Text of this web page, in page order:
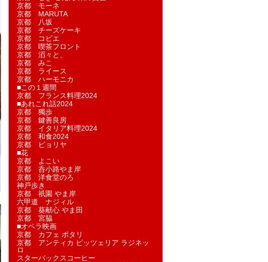
京都 モーネ
京都 MARUTA
京都 八坂
京都 チーズケーキ
京都 コピエ
京都 喫茶フロント
京都 滔々と、
京都 みこ
京都 ライース
京都 ハーモニカ
■この１週間
京都 フランス料理2024
■あれこれ話2024
京都 獨歩
京都 鍵善良房
京都 イタリア料理2024
京都 和食2024
京都 ピョリヤ
■花
京都 よこい
京都 呑小路やま岸
京都 洋食堂のろ
神戸歩き
京都 祇園 やま岸
六甲道 ナジィル
京都 葵献心 やま田
京都 宮脇
■オペラ映画
京都 カフェ ポタリ
京都 アンティカ ピッツェリア ラジネッ
ロ
スターバックスコーヒー